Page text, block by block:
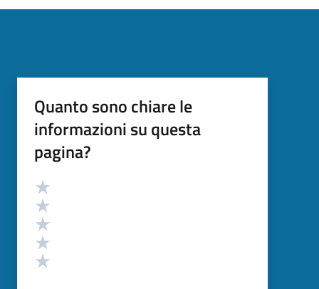
Quanto sono chiare le
informazioni su questa
pagina?
Valutazione